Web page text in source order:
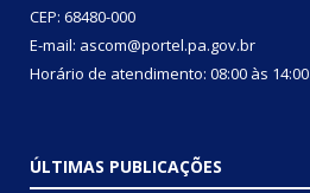
CEP: 68480-000
E-mail: ascom@portel.pa.gov.br
Horário de atendimento: 08:00 às 14:00
ÚLTIMAS PUBLICAÇÕES